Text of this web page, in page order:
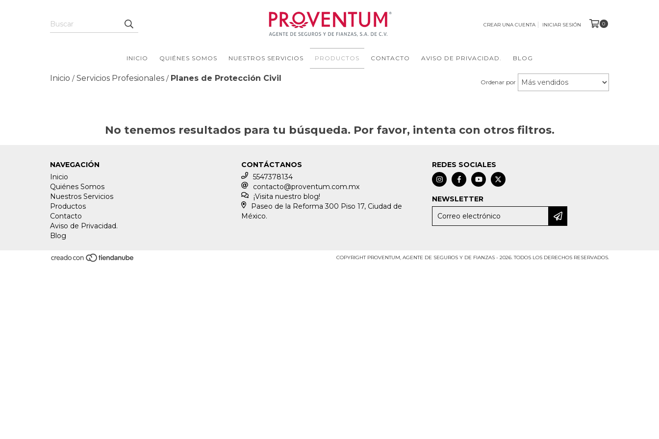
CREAR UNA CUENTA INICIAR SESIÓN 0
INICIO QUIÉNES SOMOS NUESTROS SERVICIOS PRODUCTOS CONTACTO AVISO DE PRIVACIDAD. BLOG
Inicio / Servicios Profesionales / Planes de Protección Civil Ordenar por
No tenemos resultados para tu búsqueda. Por favor, intenta con otros filtros.
NAVEGACIÓN
Inicio
Quiénes Somos
Nuestros Servicios
Productos
Contacto
Aviso de Privacidad.
Blog
CONTÁCTANOS
5547378134
contacto@proventum.com.mx
¡Visita nuestro blog!
Paseo de la Reforma 300 Piso 17, Ciudad de
México.
REDES SOCIALES
NEWSLETTER
COPYRIGHT PROVENTUM, AGENTE DE SEGUROS Y DE FIANZAS - 2026. TODOS LOS DERECHOS RESERVADOS.